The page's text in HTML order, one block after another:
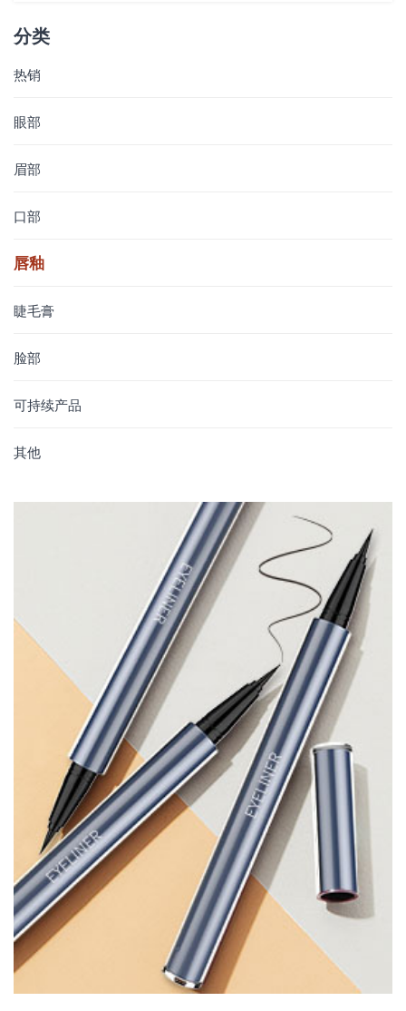
分类
热销
眼部
眉部
口部
唇釉
睫毛膏
脸部
可持续产品
其他